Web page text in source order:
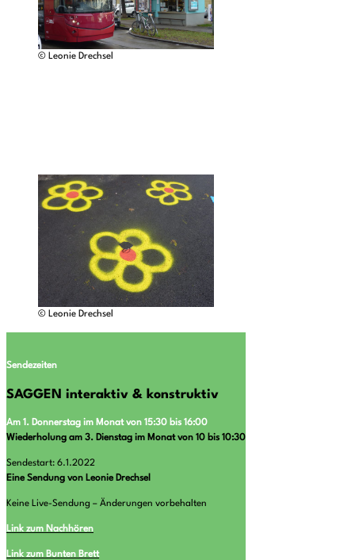
© Leonie Drechsel
© Leonie Drechsel
Sendezeiten
SAGGEN interaktiv & konstruktiv
Am 1. Donnerstag im Monat von 15:30 bis 16:00
Wiederholung am 3. Dienstag im Monat von 10 bis 10:30
Sendestart: 6.1.2022
Eine Sendung von Leonie Drechsel
Keine Live-Sendung – Änderungen vorbehalten
Link zum Nachhören
Link zum Bunten Brett